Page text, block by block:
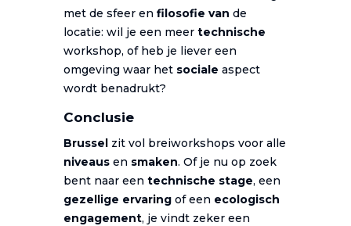
met de sfeer en filosofie van de
locatie: wil je een meer technische
workshop, of heb je liever een
omgeving waar het sociale aspect
wordt benadrukt?
Conclusie
Brusselzit vol breiworkshops voor alle
niveausen smaken. Of je nu op zoek
bent naar een technische stage, een
gezellige ervaringof een ecologisch
engagement, je vindt zeker een